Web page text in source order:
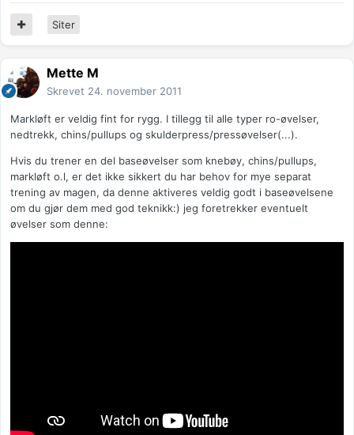
Siter
Mette M
Skrevet 24. november 2011
Markløft er veldig fint for rygg. I tillegg til alle typer ro-øvelser,
nedtrekk, chins/pullups og skulderpress/pressøvelser(...).
Hvis du trener en del baseøvelser som knebøy, chins/pullups,
markløft o.l, er det ikke sikkert du har behov for mye separat
trening av magen, da denne aktiveres veldig godt i baseøvelsene
om du gjør dem med god teknikk:) jeg foretrekker eventuelt
øvelser som denne: